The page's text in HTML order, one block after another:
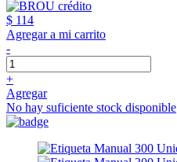
$ 114
Agregar a mi carrito
-
+
Agregar
No hay suficiente stock disponible